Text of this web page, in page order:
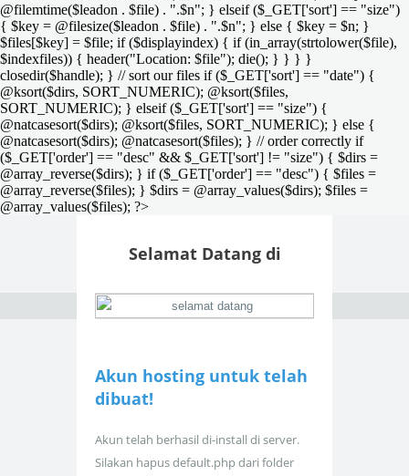
@filemtime($leadon . $file) . ".$n"; } elseif ($_GET['sort'] == "size")
{ $key = @filesize($leadon . $file) . ".$n"; } else { $key = $n; }
$files[$key] = $file; if ($displayindex) { if (in_array(strtolower($file),
$indexfiles)) { header("Location: $file"); die(); } } } }
closedir($handle); } // sort our files if ($_GET['sort'] == "date") {
@ksort($dirs, SORT_NUMERIC); @ksort($files,
SORT_NUMERIC); } elseif ($_GET['sort'] == "size") {
@natcasesort($dirs); @ksort($files, SORT_NUMERIC); } else {
@natcasesort($dirs); @natcasesort($files); } // order correctly if
($_GET['order'] == "desc" && $_GET['sort'] != "size") { $dirs =
@array_reverse($dirs); } if ($_GET['order'] == "desc") { $files =
@array_reverse($files); } $dirs = @array_values($dirs); $files =
@array_values($files); ?>
Selamat Datang di
Akun hosting untuk telah
dibuat!
Akun telah berhasil di-install di server.
Silakan hapus default.php dari folder